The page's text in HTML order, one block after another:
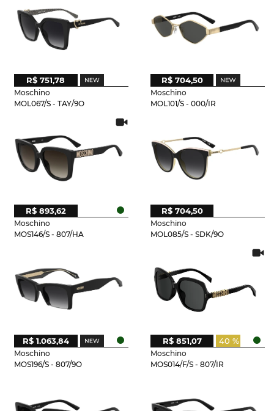
Moschino
MOL067/S - TAY/9O
R$ 751,78
Moschino
MOL101/S - 000/IR
R$ 704,50
Moschino
MOS146/S - 807/HA
R$ 893,62
Moschino
MOL085/S - SDK/9O
R$ 704,50
Moschino
MOS196/S - 807/9O
R$ 1.063,84
Moschino
MOS014/F/S - 807/IR
40 %
R$ 851,07